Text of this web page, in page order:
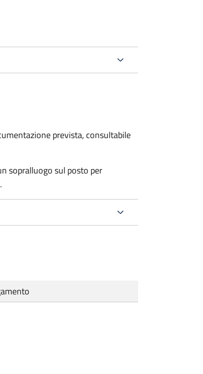
prevista, consultabile
sopralluogo sul posto per